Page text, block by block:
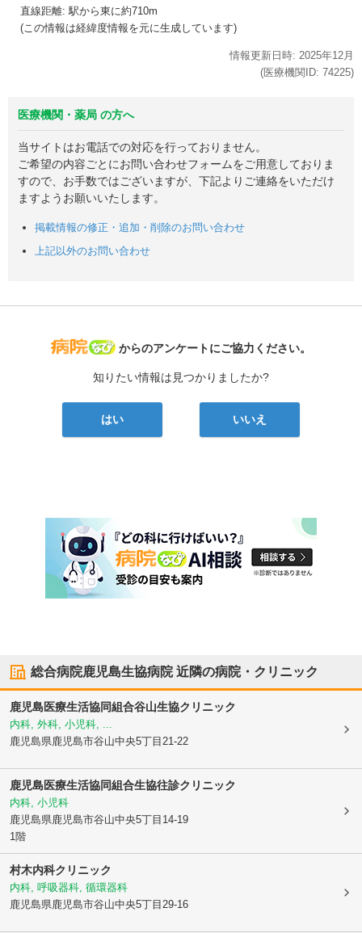
直線距離: 駅から東に約710m
(この情報は経緯度情報を元に生成しています)
情報更新日時: 2025年12月
(医療機関ID: 74225)
医療機関・薬局 の方へ
当サイトはお電話での対応を行っておりません。
ご希望の内容ごとにお問い合わせフォームをご用意しておりま
すので、お手数ではございますが、下記よりご連絡をいただけ
ますようお願いいたします。
掲載情報の修正・追加・削除のお問い合わせ
上記以外のお問い合わせ
病院なび
からのアンケートにご協力ください。
知りたい情報は見つかりましたか?
はい いいえ
総合病院鹿児島生協病院近隣の病院・クリニック
鹿児島医療生活協同組合谷山生協クリニック
内科, 外科, 小児科, ...
鹿児島県鹿児島市谷山中央5丁目21-22
鹿児島医療生活協同組合生協往診クリニック
内科, 小児科
鹿児島県鹿児島市谷山中央5丁目14-19
1階
村木内科クリニック
内科, 呼吸器科, 循環器科
鹿児島県鹿児島市谷山中央5丁目29-16